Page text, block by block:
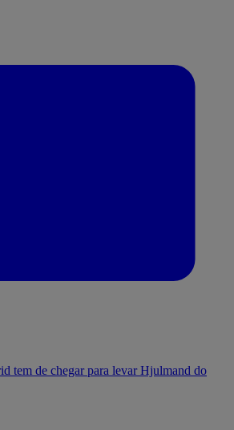
tem de chegar para levar Hjulmand do